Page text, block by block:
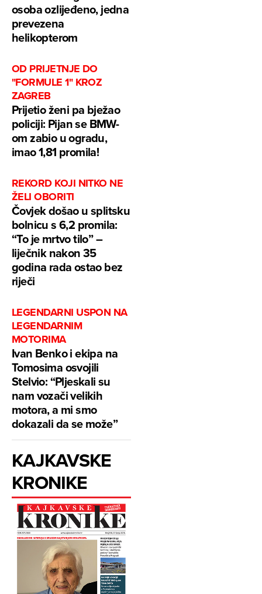
osoba ozlijeđeno, jedna
prevezena
helikopterom
OD PRIJETNJE DO
"FORMULE 1" KROZ
ZAGREB
Prijetio ženi pa bježao
policiji: Pijan se BMW-
om zabio u ogradu,
imao 1,81 promila!
REKORD KOJI NITKO NE
ŽELI OBORITI
Čovjek došao u splitsku
bolnicu s 6,2 promila:
“To je mrtvo tilo” –
liječnik nakon 35
godina rada ostao bez
riječi
LEGENDARNI USPON NA
LEGENDARNIM
MOTORIMA
Ivan Benko i ekipa na
Tomosima osvojili
Stelvio: “Pljeskali su
nam vozači velikih
motora, a mi smo
dokazali da se može”
KAJKAVSKE
KRONIKE